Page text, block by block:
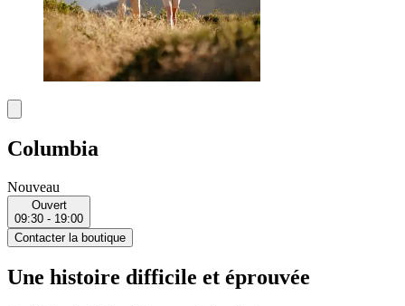
Columbia
Nouveau
Ouvert
09:30 - 19:00
Contacter la boutique
Une histoire difficile et éprouvée